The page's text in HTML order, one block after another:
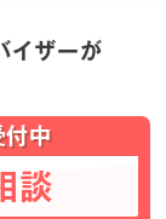
イザーが
中
談